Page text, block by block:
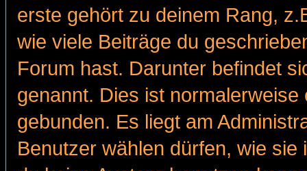
erste gehört zu deinem Rang,
wie viele Beiträge du
Forum hast. Darunter befindet
genannt. Dies ist
gebunden. Es liegt am
Benutzer wählen dürfen, wie